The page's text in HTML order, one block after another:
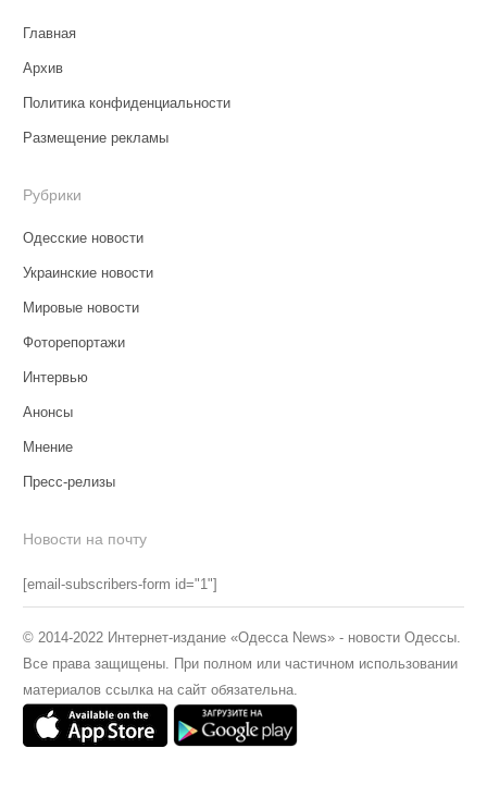
Главная
Архив
Политика конфиденциальности
Размещение рекламы
Рубрики
Одесские новости
Украинские новости
Мировые новости
Фоторепортажи
Интервью
Анонсы
Мнение
Пресс-релизы
Новости на почту
[email-subscribers-form id="1"]
© 2014-2022 Интернет-издание «Одесса News» - новости Одессы.
Все права защищены. При полном или частичном использовании
материалов ссылка на сайт обязательна.